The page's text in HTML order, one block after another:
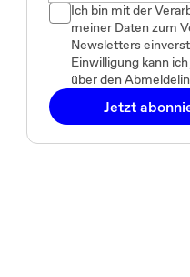
Ich bin mit der
meiner Daten zum
Newsletters
Einwilligung kann
über den
Jetzt